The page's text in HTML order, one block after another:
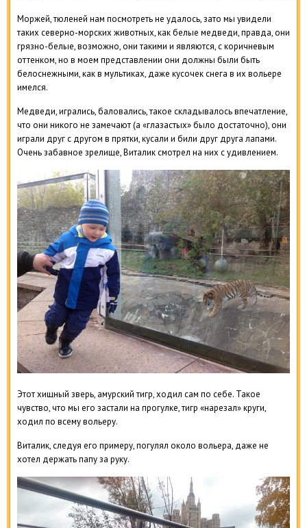
Моржей, тюленей нам посмотреть не удалось, зато мы увидели
таких северно-морских животных, как белые медведи, правда, они
грязно-белые, возможно, они такими и являются, с коричневым
оттенком, но в моем представлении они должны были быть
белоснежными, как в мультиках, даже кусочек снега в их вольере
имелся.
Медведи, игрались, баловались, такое складывалось впечатление,
что они никого не замечают (а «глазастых» было достаточно), они
играли друг с другом в прятки, кусали и били друг друга лапами.
Очень забавное зрелище, Виталик смотрел на них с удивлением.
Этот хищный зверь, амурский тигр, ходил сам по себе. Такое
чувство, что мы его застали на прогулке, тигр «нарезал» круги,
ходил по всему вольеру.
Виталик, следуя его примеру, погулял около вольера, даже не
хотел держать папу за руку.